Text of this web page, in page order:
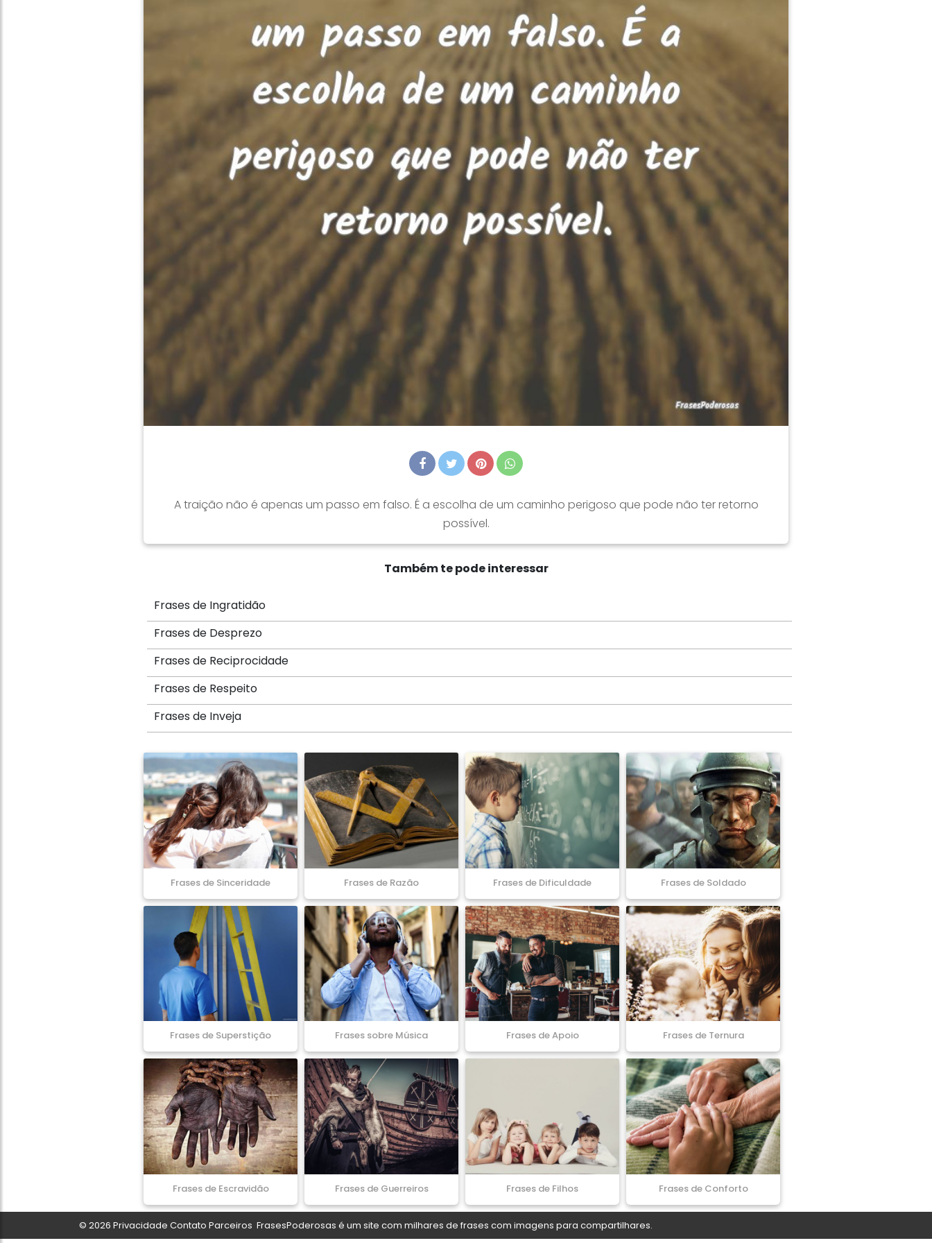
A traição não é apenas um passo em falso. É a escolha de um caminho perigoso que pode não ter retorno
possível.
Também te pode interessar
Frases de Ingratidão
Frases de Desprezo
Frases de Reciprocidade
Frases de Respeito
Frases de Inveja
Frases de Sinceridade Frases de Razão Frases de Dificuldade Frases de Soldado
Frases de Superstição Frases sobre Música Frases de Apoio Frases de Ternura
Frases de Escravidão Frases de Guerreiros Frases de Filhos Frases de Conforto
© 2026 Privacidade Contato Parceiros FrasesPoderosas é um site com milhares de frases com imagens para compartilhares.